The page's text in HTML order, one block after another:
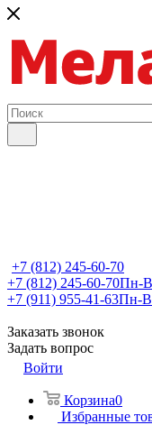
+7 (812) 245-60-70
+7 (812) 245-60-70Пн-
+7 (911) 955-41-63Пн-
Заказать звонок
Задать вопрос
Войти
Корзина0
Избранные